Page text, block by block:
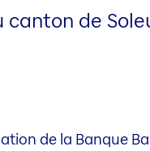
canton de
de la Banque